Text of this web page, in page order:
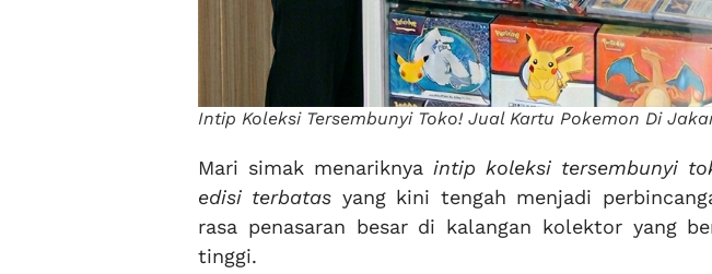
Intip Koleksi Tersembunyi Toko! Jual Kartu Pokemon Di
Mari simak menariknya intip koleksi tersembunyi
edisi terbatas yang kini tengah menjadi
rasa penasaran besar di kalangan kolektor yang
tinggi.